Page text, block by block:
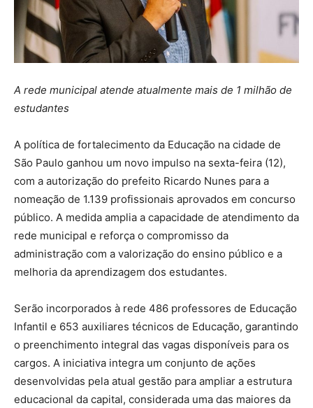
A rede municipal atende atualmente mais de 1 milhão de
estudantes
A política de fortalecimento da Educação na cidade de
São Paulo ganhou um novo impulso na sexta-feira (12),
com a autorização do prefeito Ricardo Nunes para a
nomeação de 1.139 profissionais aprovados em concurso
público. A medida amplia a capacidade de atendimento da
rede municipal e reforça o compromisso da
administração com a valorização do ensino público e a
melhoria da aprendizagem dos estudantes.
Serão incorporados à rede 486 professores de Educação
Infantil e 653 auxiliares técnicos de Educação, garantindo
o preenchimento integral das vagas disponíveis para os
cargos. A iniciativa integra um conjunto de ações
desenvolvidas pela atual gestão para ampliar a estrutura
educacional da capital, considerada uma das maiores da